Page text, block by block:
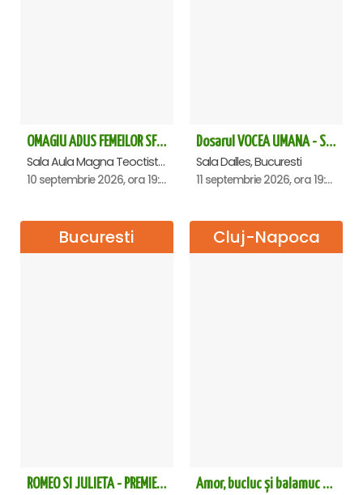
OMAGIU ADUS FEMEILOR SFINTE - Ana Nuță
Sala Aula Magna Teoctist Patriarhul, Palatul Patriarhiei, Bucuresti
10 septembrie 2026, ora 19:00
Dosarul VOCEA UMANA - Sala Dalles
Sala Dalles, Bucuresti
11 septembrie 2026, ora 19:30
Bucuresti
ROMEO SI JULIETA - PREMIERA OFICIALA - Bucuresti
Cluj-Napoca
Amor, bucluc și balamuc - Premiera națională - Cluj Napoca